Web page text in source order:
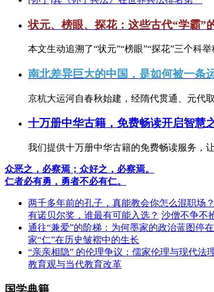
状元、榜眼、探花：这些古代“学霸”
本文生动追溯了“状元”“榜眼”“探花”三个科
南北差异巨大的中国，是如何被一条
京杭大运河自春秋始建，经隋代贯通、元代
十万册中华古籍，免费畅读开启智慧
我们提供十万册中华古籍的免费畅读服务，
众恶之，必察焉；众好之，必察焉。
仁者必有勇，勇者不必有仁。
两千多年前的孔子，真能教会你怎么混职场？
有诺贝尔奖，谁最有可能入选？ 沙僧不争不
通往“兼爱”的阶梯：为何墨家的政治蓝图停
家“仁”在历史皱褶中的生长
“亲亲相隐” 的伦理争议：儒家伦理与现代法
教育观与当代教育改革
国学典籍